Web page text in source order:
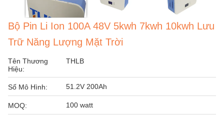
Bộ Pin Li Ion 100A 48V 5kwh 7kwh 10kwh Lưu
Trữ Năng Lượng Mặt Trời
Tên Thương
Hiệu:
THLB
Số Mô Hình: 51.2V 200Ah
MOQ: 100 watt